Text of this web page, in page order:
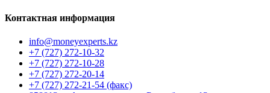
Контактная информация
info@moneyexperts.kz
+7 (727) 272-10-32
+7 (727) 272-10-28
+7 (727) 272-20-14
+7 (727) 272-21-54 (факс)